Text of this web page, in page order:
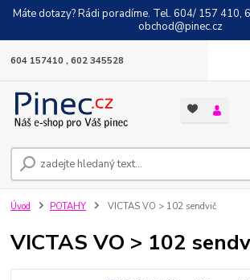
Máte dotazy? Rádi poradíme. Tel. 604/ 157 410,
obchod@pinec.cz
604 157410 , 602 345528
Úvod POTAHY VICTAS VO > 102 sendvič
VICTAS VO > 102